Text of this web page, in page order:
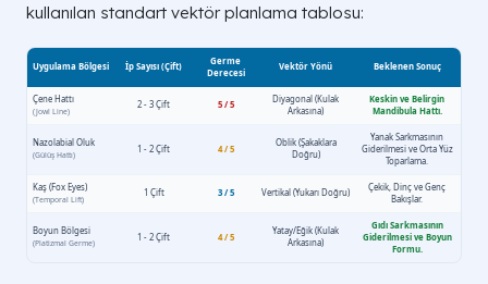
kullanılan standart vektör planlama tablosu: